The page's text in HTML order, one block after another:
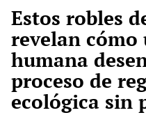
Estos robles
revelan cómo
humana
proceso de
ecológica sin